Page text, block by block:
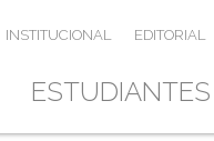
ESTUDIANTES
INSTITUCIONAL EDITORIAL